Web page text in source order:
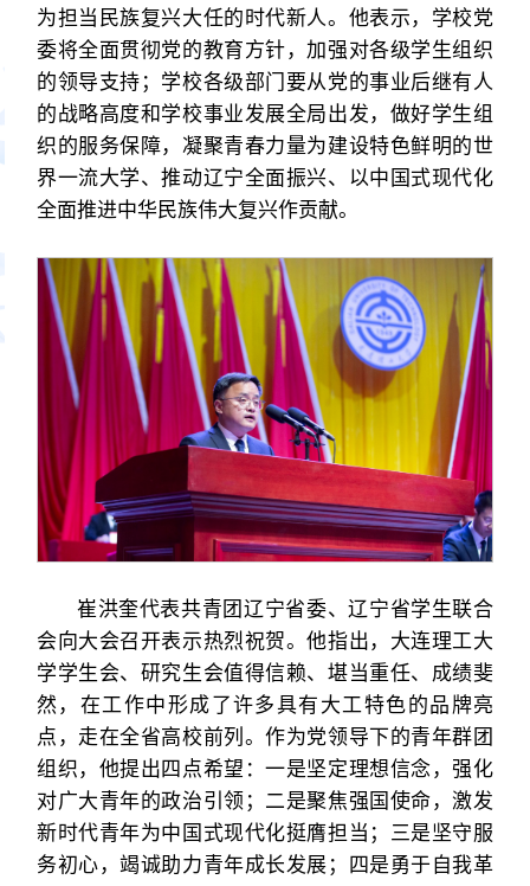
为担当民族复兴大任的时代新人。他表示，学校党
委将全面贯彻党的教育方针，加强对各级学生组织
的领导支持；学校各级部门要从党的事业后继有人
的战略高度和学校事业发展全局出发，做好学生组
织的服务保障，凝聚青春力量为建设特色鲜明的世
界一流大学、推动辽宁全面振兴、以中国式现代化
全面推进中华民族伟大复兴作贡献。
崔洪奎代表共青团辽宁省委、辽宁省学生联合
会向大会召开表示热烈祝贺。他指出，大连理工大
学学生会、研究生会值得信赖、堪当重任、成绩斐
然，在工作中形成了许多具有大工特色的品牌亮
点，走在全省高校前列。作为党领导下的青年群团
组织，他提出四点希望：一是坚定理想信念，强化
对广大青年的政治引领；二是聚焦强国使命，激发
新时代青年为中国式现代化挺膺担当；三是坚守服
务初心，竭诚助力青年成长发展；四是勇于自我革